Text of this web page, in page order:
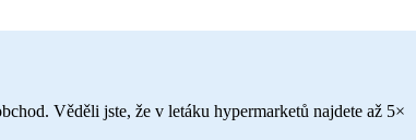
Věděli jste, že v letáku hypermarketů najdete až 5×